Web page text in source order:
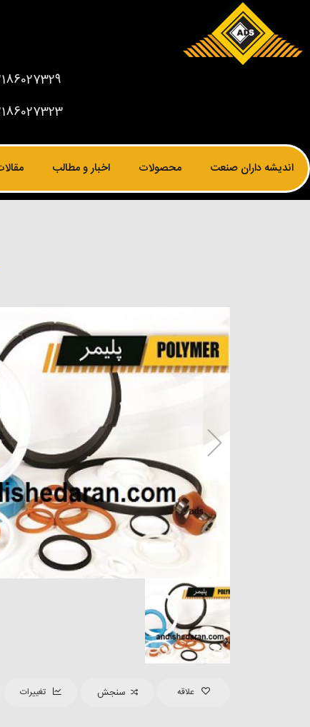
اندیشه داران صنعت محصولات اخبار و مطالب
علاقه سنجش تغییرات